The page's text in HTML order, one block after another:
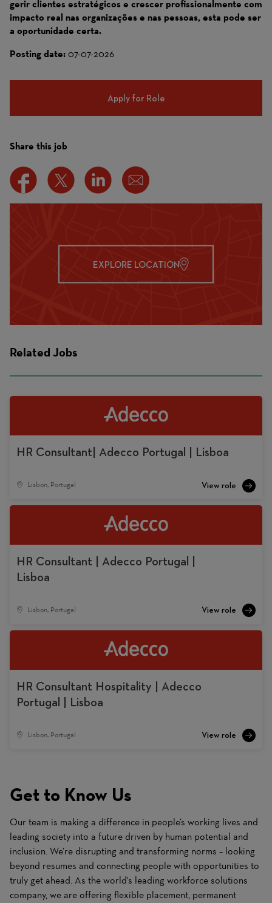
gerir clientes estratégicos e crescer profissionalmente com
impacto real nas organizações e nas pessoas, esta pode ser
a oportunidade certa.
Posting date: 07-07-2026
Apply for Role
Share this job
EXPLORE LOCATION
Related Jobs
HR Consultant| Adecco Portugal | Lisboa
Lisbon, Portugal
HR Consultant | Adecco Portugal |
Lisboa
Lisbon, Portugal
HR Consultant Hospitality | Adecco
Portugal | Lisboa
Lisbon, Portugal
Get to Know Us
Our team is making a difference in people’s working lives and
leading society into a future driven by human potential and
inclusion. We’re disrupting and transforming norms – looking
beyond resumes and connecting people with opportunities to
truly get ahead. As the world's leading workforce solutions
company, we are offering flexible placement, permanent